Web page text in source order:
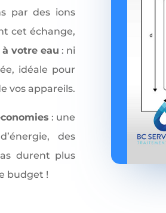
par des ions
cet échange,
votre eau : ni
idéale pour
vos appareils.
: une
des
durent plus
budget !